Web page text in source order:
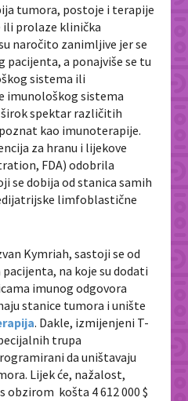
tumora, postoje i terapije
ili prolaze klinička
naročito zanimljive jer se
pacijenta, a ponajviše se tu
sistema ili
imunološkog sistema
spektar različitih
kao imunoterapije.
za hranu i lijekove
FDA) odobrila
se dobija od stanica samih
limfoblastične
Kymriah, sastoji se od
na koje su dodati
imunog odgovora
stanice tumora i unište
. Dakle, izmijenjeni T-
trupa
da uništavaju
Lijek će, nažalost,
obzirom košta 4 612 000 $